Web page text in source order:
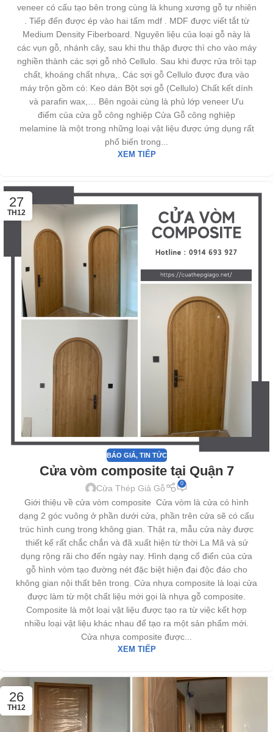
veneer có cấu tạo bên trong cùng là khung xương gỗ tự nhiên
. Tiếp đến được ép vào hai tấm mdf . MDF được viết tắt từ
Medium Density Fiberboard. Nguyên liệu của loại gỗ này là
các vụn gỗ, nhánh cây, sau khi thu thập được thì cho vào máy
nghiền thành các sợi gỗ nhỏ Cellulo. Sau khi được rửa trôi tạp
chất, khoáng chất nhựa,. Các sợi gỗ Cellulo được đưa vào
máy trộn gồm có: Keo dán Bột sợi gỗ (Cellulo) Chất kết dính
và parafin wax,… Bên ngoài cùng là phủ lớp veneer Ưu
điểm của cửa gỗ công nghiệp Cửa Gỗ công nghiệp
melamine là một trong những loại vật liệu được ứng dụng rất
phổ biến trong...
XEM TIẾP
27
TH12
BÁO GIÁ, TIN TỨC
Cửa vòm composite tại Quận 7
Cửa Thép Giả Gỗ 0
Giới thiệu về cửa vòm composite Cửa vòm là cửa có hình
dạng 2 góc vuông ở phần dưới cửa, phần trên cửa sẽ có cấu
trúc hình cung trong không gian. Thật ra, mẫu cửa này được
thiết kế rất chắc chắn và đã xuất hiện từ thời La Mã và sử
dụng rộng rãi cho đến ngày nay. Hình dạng cổ điển của cửa
gỗ hình vòm tạo đường nét đặc biệt hiện đại độc đáo cho
không gian nội thất bên trong. Cửa nhựa composite là loại cửa
được làm từ một chất liệu mới gọi là nhựa gỗ composite.
Composite là một loại vật liệu được tạo ra từ việc kết hợp
nhiều loại vật liệu khác nhau để tạo ra một sản phẩm mới.
Cửa nhựa composite được...
XEM TIẾP
26
TH12